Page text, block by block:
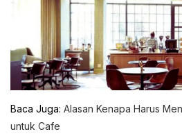
Baca Juga: Alasan Kenapa Harus
untuk Cafe